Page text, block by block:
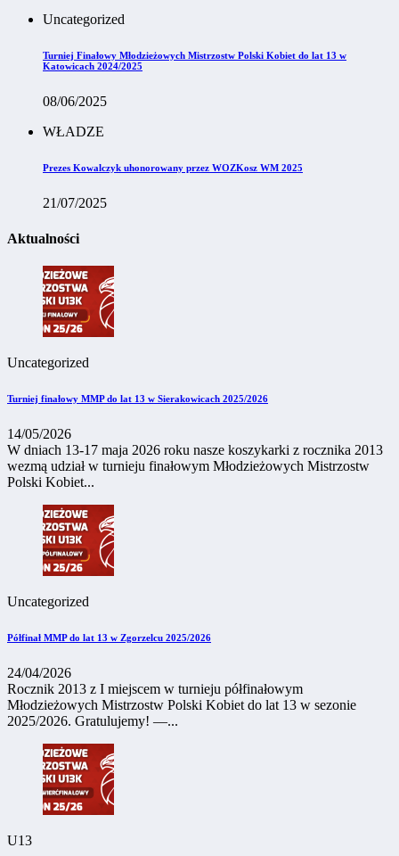
Uncategorized
Turniej Finałowy Młodzieżowych Mistrzostw Polski Kobiet do lat 13 w
Katowicach 2024/2025
08/06/2025
WŁADZE
Prezes Kowalczyk uhonorowany przez WOZKosz WM 2025
21/07/2025
Aktualności
Uncategorized
Turniej finałowy MMP do lat 13 w Sierakowicach 2025/2026
14/05/2026
W dniach 13-17 maja 2026 roku nasze koszykarki z rocznika 2013
wezmą udział w turnieju finałowym Młodzieżowych Mistrzostw
Polski Kobiet...
Uncategorized
Półfinał MMP do lat 13 w Zgorzelcu 2025/2026
24/04/2026
Rocznik 2013 z I miejscem w turnieju półfinałowym
Młodzieżowych Mistrzostw Polski Kobiet do lat 13 w sezonie
2025/2026. Gratulujemy! —...
U13